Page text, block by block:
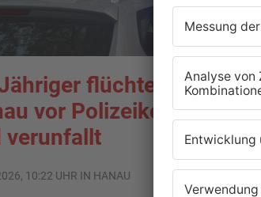
flüchtet in
vor Polizeikontrolle
verunfallt
10:22 UHR IN HANAU